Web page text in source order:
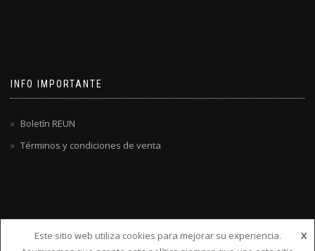
INFO IMPORTANTE
Boletín REUN
Términos y condiciones de venta
Este sitio web utiliza cookies para mejorar su experiencia.
X